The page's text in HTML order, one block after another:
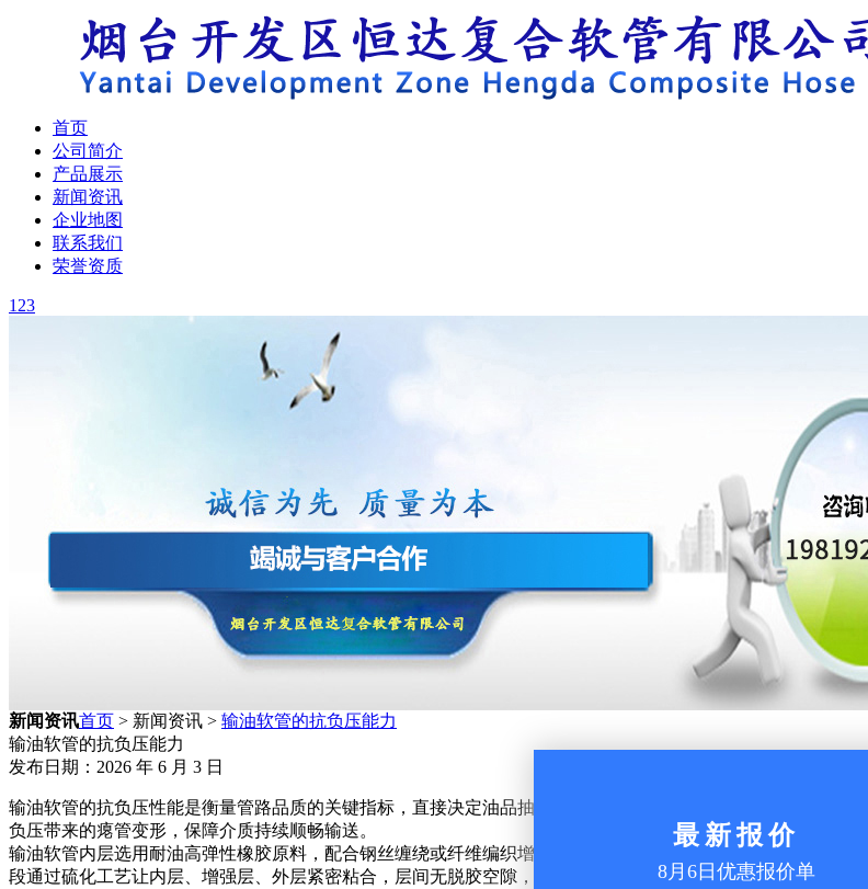
首页
公司简介
产品展示
新闻资讯
企业地图
联系我们
荣誉资质
1 23
新闻资讯首页 > 新闻资讯 > 输油软管的抗负压能力
输油软管的抗负压能力
发布日期：2026 年 6 月 3 日
输油软管的抗负压性能是衡量管路品质的关键指标，直接决定油品抽吸作业的运行稳定性，优异输油软管在结
负压带来的瘪管变形，保障介质持续顺畅输送。
输油软管内层选用耐油高弹性橡胶原料，配合钢丝缠绕或纤维编织增强骨架，成型后整体径向结构紧实均匀
段通过硫化工艺让内层、增强层、外层紧密粘合，层间无脱胶空隙，避免负压作用下分层变形，从工艺层面提升